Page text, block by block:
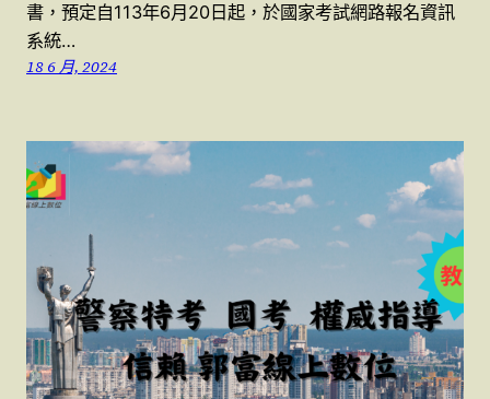
書，預定自113年6月20日起，於國家考試網路報名資訊
系統…
18 6 月, 2024